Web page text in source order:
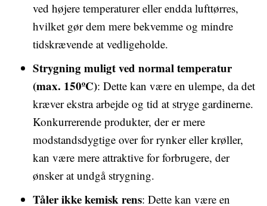
ved højere temperaturer eller endda lufttørres,
hvilket gør dem mere bekvemme og mindre
tidskrævende at vedligeholde.
Strygning muligt ved normal temperatur
(max. 150ºC): Dette kan være en ulempe, da det
kræver ekstra arbejde og tid at stryge gardinerne.
Konkurrerende produkter, der er mere
modstandsdygtige over for rynker eller krøller,
kan være mere attraktive for forbrugere, der
ønsker at undgå strygning.
Tåler ikke kemisk rens: Dette kan være en